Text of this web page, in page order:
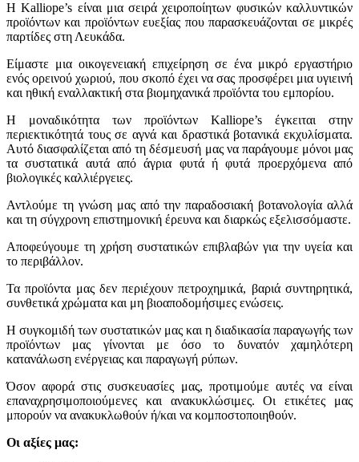
Η Kalliope’s είναι μια σειρά χειροποίητων φυσικών καλλυντικών
προϊόντων και προϊόντων ευεξίας που παρασκευάζονται σε μικρές
παρτίδες στη Λευκάδα.
Είμαστε μια οικογενειακή επιχείρηση σε ένα μικρό εργαστήριο
ενός ορεινού χωριού, που σκοπό έχει να σας προσφέρει μια υγιεινή
και ηθική εναλλακτική στα βιομηχανικά προϊόντα του εμπορίου.
Η μοναδικότητα των προϊόντων Kalliope’s έγκειται στην
περιεκτικότητά τους σε αγνά και δραστικά βοτανικά εκχυλίσματα.
Αυτό διασφαλίζεται από τη δέσμευσή μας να παράγουμε μόνοι μας
τα συστατικά αυτά από άγρια φυτά ή φυτά προερχόμενα από
βιολογικές καλλιέργειες.
Αντλούμε τη γνώση μας από την παραδοσιακή βοτανολογία αλλά
και τη σύγχρονη επιστημονική έρευνα και διαρκώς εξελισσόμαστε.
Αποφεύγουμε τη χρήση συστατικών επιβλαβών για την υγεία και
το περιβάλλον.
Τα προϊόντα μας δεν περιέχουν πετροχημικά, βαριά συντηρητικά,
συνθετικά χρώματα και μη βιοαποδομήσιμες ενώσεις.
Η συγκομιδή των συστατικών μας και η διαδικασία παραγωγής των
προϊόντων μας γίνονται με όσο το δυνατόν χαμηλότερη
κατανάλωση ενέργειας και παραγωγή ρύπων.
Όσον αφορά στις συσκευασίες μας, προτιμούμε αυτές να είναι
επαναχρησιμοποιούμενες και ανακυκλώσιμες. Οι ετικέτες μας
μπορούν να ανακυκλωθούν ή/και να κομποστοποιηθούν.
Οι αξίες μας: